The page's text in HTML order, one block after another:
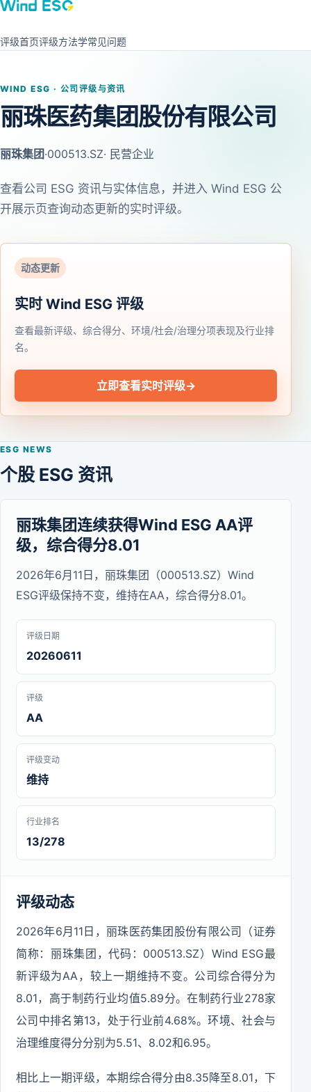
评级首页评级方法学常见问题
WIND ESG · 公司评级与资讯
丽珠医药集团股份有限公司
丽珠集团·000513.SZ· 民营企业
查看公司 ESG 资讯与实体信息，并进入 Wind ESG 公
开展示页查询动态更新的实时评级。
动态更新
实时 Wind ESG 评级
查看最新评级、综合得分、环境/社会/治理分项表现及行业排
名。
立即查看实时评级→
ESG NEWS
个股 ESG 资讯
丽珠集团连续获得Wind ESG AA评
级，综合得分8.01
2026年6月11日，丽珠集团（000513.SZ）Wind
ESG评级保持不变，维持在AA，综合得分8.01。
评级日期
20260611
评级
AA
评级变动
维持
行业排名
13/278
评级动态
2026年6月11日，丽珠医药集团股份有限公司（证券
简称：丽珠集团，代码：000513.SZ）Wind ESG最
新评级为AA，较上一期维持不变。公司综合得分为
8.01，高于制药行业均值5.89分。在制药行业278家
公司中排名第13，处于行业前4.68%。环境、社会与
治理维度得分分别为5.51、8.02和6.95。
相比上一期评级，本期综合得分由8.35降至8.01，下